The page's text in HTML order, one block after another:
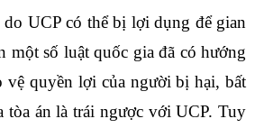
UCP có thể bị lợi dụng để gian
một số luật quốc gia đã có hướng
vệ quyền lợi của người bị hại, bất
tòa án là trái ngược với UCP. Tuy